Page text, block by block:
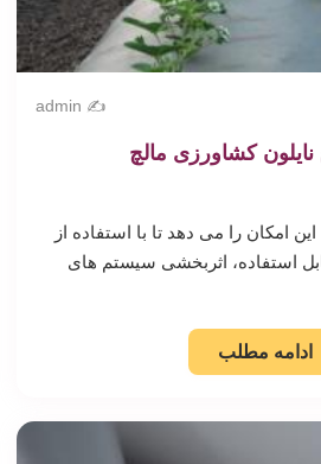
✍️ admin
نایلون کشاورزی مالچ
امکان را می دهد تا با استفاده از
استفاده، اثربخشی سیستم های
ادامه مطلب